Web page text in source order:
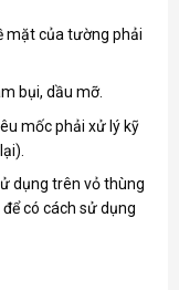
mặt của tường phải
bụi, dầu mỡ.
mốc phải xử lý kỹ
dụng trên vỏ thùng
có cách sử dụng